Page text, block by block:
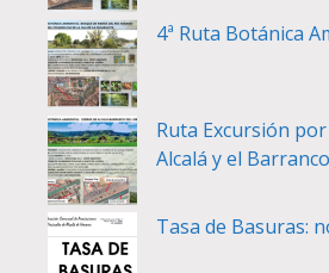
4ª Ruta Botánica
Ruta Excursión
Alcalá y el
Tasa de Basuras: